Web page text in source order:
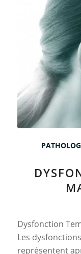
Dysfonction
Les
représentent